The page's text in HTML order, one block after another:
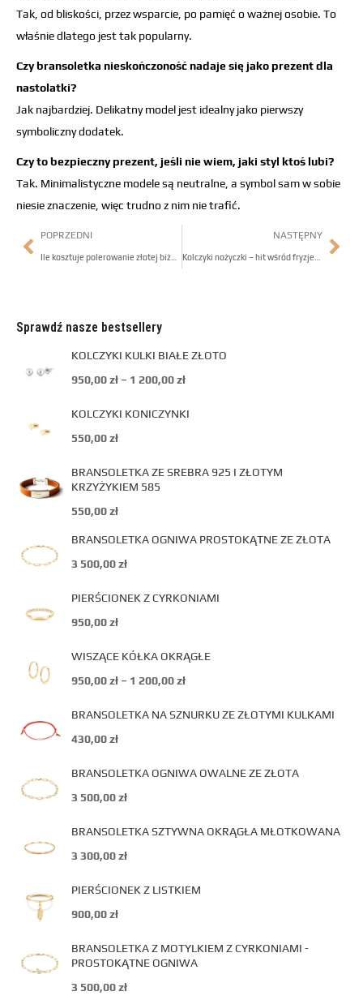
Tak, od bliskości, przez wsparcie, po pamięć o ważnej osobie. To
właśnie dlatego jest tak popularny.
Czy bransoletka nieskończoność nadaje się jako prezent dla
nastolatki?
Jak najbardziej. Delikatny model jest idealny jako pierwszy
symboliczny dodatek.
Czy to bezpieczny prezent, jeśli nie wiem, jaki styl ktoś lubi?
Tak. Minimalistyczne modele są neutralne, a symbol sam w sobie
niesie znaczenie, więc trudno z nim nie trafić.
POPRZEDNI NASTĘPNY
Sprawdź nasze bestsellery
KOLCZYKI KULKI BIAŁE ZŁOTO
950,00zł – 1 200,00zł
KOLCZYKI KONICZYNKI
550,00zł
BRANSOLETKA ZE SREBRA 925 I ZŁOTYM
KRZYŻYKIEM 585
550,00zł
BRANSOLETKA OGNIWA PROSTOKĄTNE ZE ZŁOTA
3 500,00zł
PIERŚCIONEK Z CYRKONIAMI
950,00zł
WISZĄCE KÓŁKA OKRĄGŁE
950,00zł – 1 200,00zł
BRANSOLETKA NA SZNURKU ZE ZŁOTYMI KULKAMI
430,00zł
BRANSOLETKA OGNIWA OWALNE ZE ZŁOTA
3 500,00zł
BRANSOLETKA SZTYWNA OKRĄGŁA MŁOTKOWANA
3 300,00zł
PIERŚCIONEK Z LISTKIEM
900,00zł
BRANSOLETKA Z MOTYLKIEM Z CYRKONIAMI -
PROSTOKĄTNE OGNIWA
3 500,00zł